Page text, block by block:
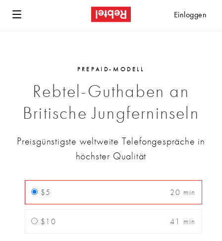
Einloggen
PREPAID-MODELL
Rebtel-Guthaben an
Britische Jungferninseln
Preisgünstigste weltweite Telefongespräche in
höchster Qualität
$5 20 min
$10 41 min